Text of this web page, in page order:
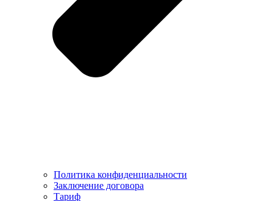
Политика конфиденциальности
Заключение договора
Тариф